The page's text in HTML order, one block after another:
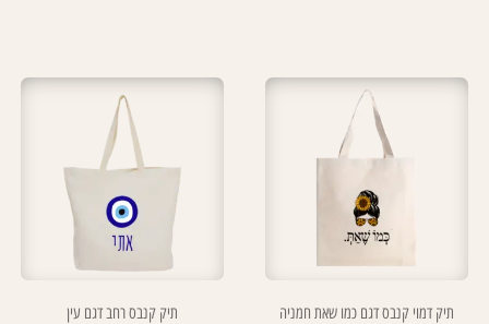
תיק דמוי קנבס דגם כמו שאת חמניה תיק קנבס רחב דגם עין